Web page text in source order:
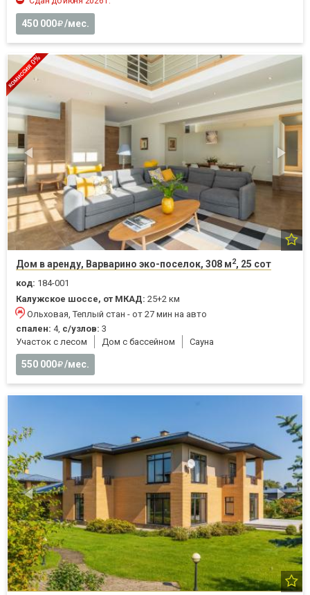
450 000 /мес.
Дом в аренду, Варварино эко-поселок, 308 м2, 25 сот
код: 184-001
Калужское шоссе, от МКАД: 25+2 км
Ольховая, Теплый стан - от 27 мин на авто
спален: 4, с/узлов: 3
Участок с лесом
Дом с бассейном Cауна
550 000 /мес.